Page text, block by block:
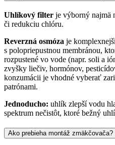
Uhlíkový filter je výborný najmä
či redukciu chlóru.
Reverzná osmóza je
s polopriepustnou membránou,
rozpustené vo vode (napr. soli a
zvyšky liečiv, hormónov,
konzumácii je vhodné vyberať
patrónami.
Jednoducho: uhlík zlepší vodu
spektrum nečistôt, ktoré bežný
Ako prebieha montáž zmäkčovača?